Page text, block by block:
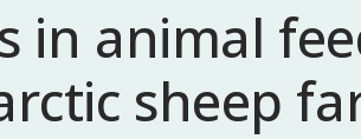
in animal
sheep